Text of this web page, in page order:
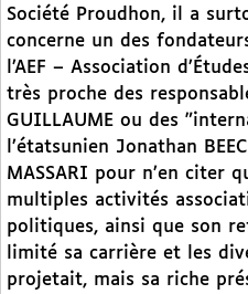
Société Proudhon, il a
concerne un des
l’AEF – Association
très proche des
GUILLAUME ou des
l’étatsunien Jonathan
MASSARI pour n’en citer
multiples activités
politiques, ainsi que son
limité sa carrière et les
projetait, mais sa riche